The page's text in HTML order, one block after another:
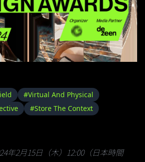
#Virtual And Physical
#Store The Context
年2月15日（木）12:00（日本時間